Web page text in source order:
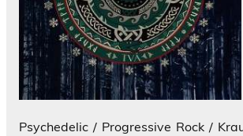
Psychedelic / Progressive Rock /